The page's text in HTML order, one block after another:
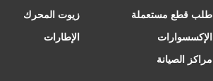
طلب قطع مستعملة
زيوت المحرك
الإكسسوارات
الإطارات
مراكز الصيانة